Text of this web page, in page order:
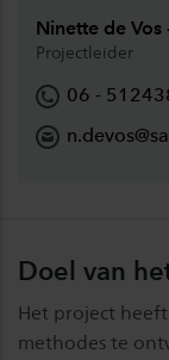
Ninette de Vos
Projectleider
06 -
Doel van
Het project
methodes te